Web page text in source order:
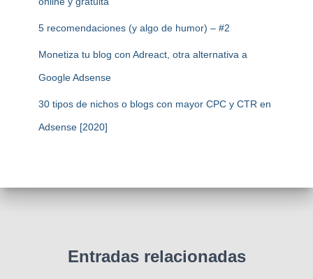
5 recomendaciones (y algo de humor) – #2
Monetiza tu blog con Adreact, otra alternativa a
Google Adsense
30 tipos de nichos o blogs con mayor CPC y CTR en
Adsense [2020]
Entradas relacionadas